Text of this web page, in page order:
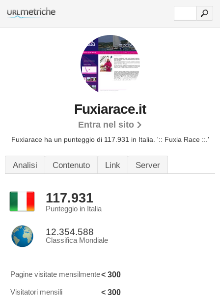
Fuxiarace.it
Entra nel sito
Fuxiarace ha un punteggio di 117.931 in Italia. ':: Fuxia Race ::.'
Analisi Contenuto Link Server
117.931
Punteggio in Italia
12.354.588
Classifica Mondiale
Pagine visitate mensilmente< 300
Visitatori mensili < 300